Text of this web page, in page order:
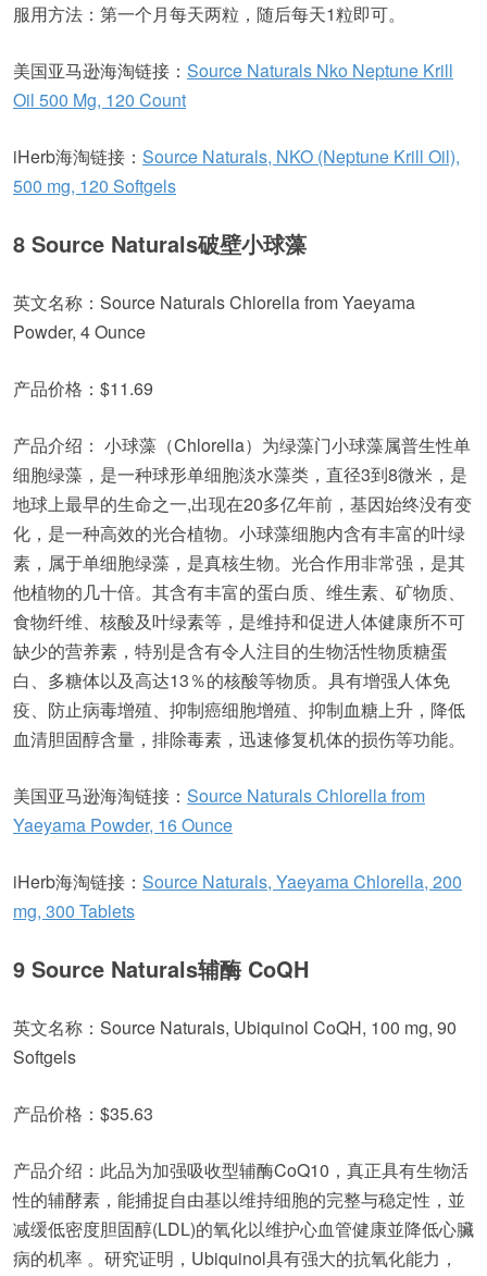
服用方法：第一个月每天两粒，随后每天1粒即可。
美国亚马逊海淘链接： Source Naturals Nko Neptune Krill
Oil 500 Mg, 120 Count
iHerb海淘链接： Source Naturals, NKO (Neptune Krill Oil),
500 mg, 120 Softgels
8 Source Naturals破壁小球藻
英文名称：Source Naturals Chlorella from Yaeyama
Powder, 4 Ounce
产品价格：$11.69
产品介绍： 小球藻（Chlorella）为绿藻门小球藻属普生性单
细胞绿藻，是一种球形单细胞淡水藻类，直径3到8微米，是
地球上最早的生命之一,出现在20多亿年前，基因始终没有变
化，是一种高效的光合植物。小球藻细胞内含有丰富的叶绿
素，属于单细胞绿藻，是真核生物。光合作用非常强，是其
他植物的几十倍。其含有丰富的蛋白质、维生素、矿物质、
食物纤维、核酸及叶绿素等，是维持和促进人体健康所不可
缺少的营养素，特别是含有令人注目的生物活性物质糖蛋
白、多糖体以及高达13％的核酸等物质。具有增强人体免
疫、防止病毒增殖、抑制癌细胞增殖、抑制血糖上升，降低
血清胆固醇含量，排除毒素，迅速修复机体的损伤等功能。
美国亚马逊海淘链接： Source Naturals Chlorella from
Yaeyama Powder, 16 Ounce
iHerb海淘链接： Source Naturals, Yaeyama Chlorella, 200
mg, 300 Tablets
9 Source Naturals辅酶 CoQH
英文名称：Source Naturals, Ubiquinol CoQH, 100 mg, 90
Softgels
产品价格：$35.63
产品介绍：此品为加强吸收型辅酶CoQ10，真正具有生物活
性的辅酵素，能捕捉自由基以维持细胞的完整与稳定性，並
减缓低密度胆固醇(LDL)的氧化以维护心血管健康並降低心臟
病的机率 。研究证明，Ubiquinol具有强大的抗氧化能力，